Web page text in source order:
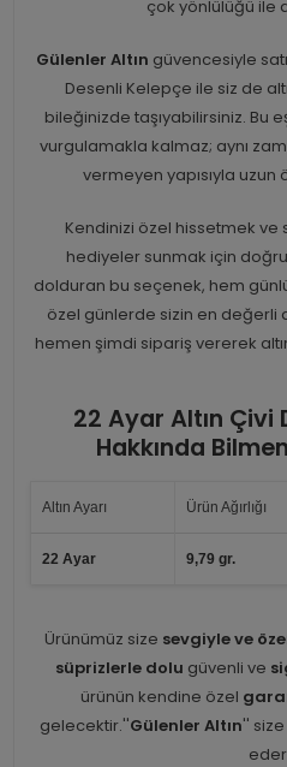
çok yönlülüğü ile
Gülenler Altın güvencesiyle
Desenli Kelepçe ile siz de
bileğinizde taşıyabilirsiniz. Bu
vurgulamakla kalmaz; aynı
vermeyen yapısıyla uzun
Kendinizi özel hissetmek
hediyeler sunmak için
dolduran bu seçenek, hem
özel günlerde sizin en değerli
hemen şimdi sipariş vererek
22 Ayar Altın Çivi
Hakkında
Altın Ayarı Ürün Ağırlığı
22 Ayar 9,79 gr.
Ürünümüz size sevgiyle ve
süprizlerle dolu güvenli ve
ürünün kendine özel
gelecektir.''Gülenler Altın''